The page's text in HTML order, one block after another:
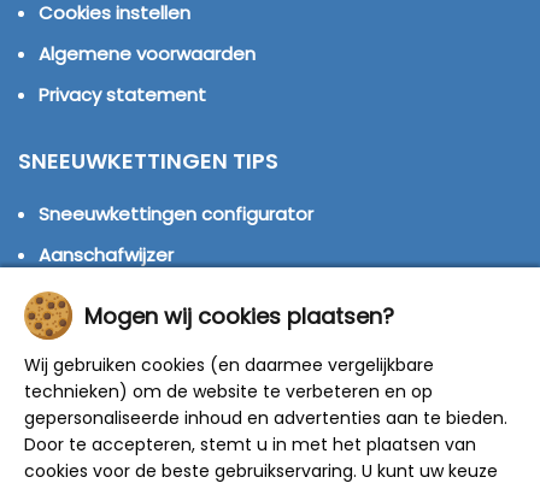
Cookies instellen
Algemene voorwaarden
Privacy statement
SNEEUWKETTINGEN TIPS
Sneeuwkettingen configurator
Aanschafwijzer
Loopvlak sneeuwkettingen
Regelgeving sneeuwkettingen
Bandenmaten
Montage handleidingen
Huren of kopen?
Mogen wij cookies plaatsen?
Wij gebruiken cookies (en daarmee vergelijkbare
technieken) om de website te verbeteren en op
gepersonaliseerde inhoud en advertenties aan te bieden.
Door te accepteren, stemt u in met het plaatsen van
cookies voor de beste gebruikservaring. U kunt uw keuze